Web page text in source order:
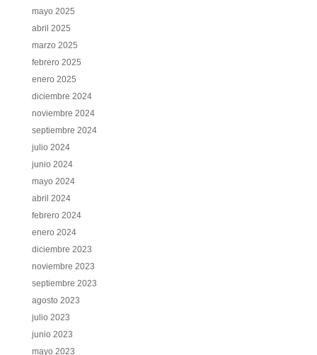
mayo 2025
abril 2025
marzo 2025
febrero 2025
enero 2025
diciembre 2024
noviembre 2024
septiembre 2024
julio 2024
junio 2024
mayo 2024
abril 2024
febrero 2024
enero 2024
diciembre 2023
noviembre 2023
septiembre 2023
agosto 2023
julio 2023
junio 2023
mayo 2023